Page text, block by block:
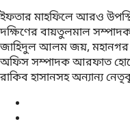
ইফতার মাহফিলে আরও
দক্ষিণের বায়তুলমাল
জাহিদুল আলম জয়, মহানগর
অফিস সম্পাদক আরফাত
রাকিব হাসানসহ অন্যান্য